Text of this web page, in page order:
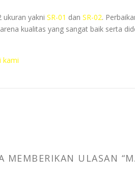
ukuran yakni SR-01 dan SR-02.
kualitas yang sangat baik serta
kami
MEMBERIKAN ULASAN